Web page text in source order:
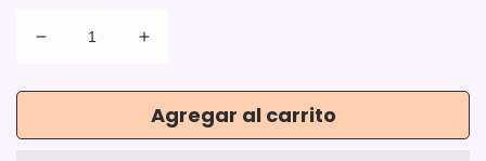
Reducir
para
Modelo
Aumentar
para
Pantalón
Modelo
Agregar al carrito